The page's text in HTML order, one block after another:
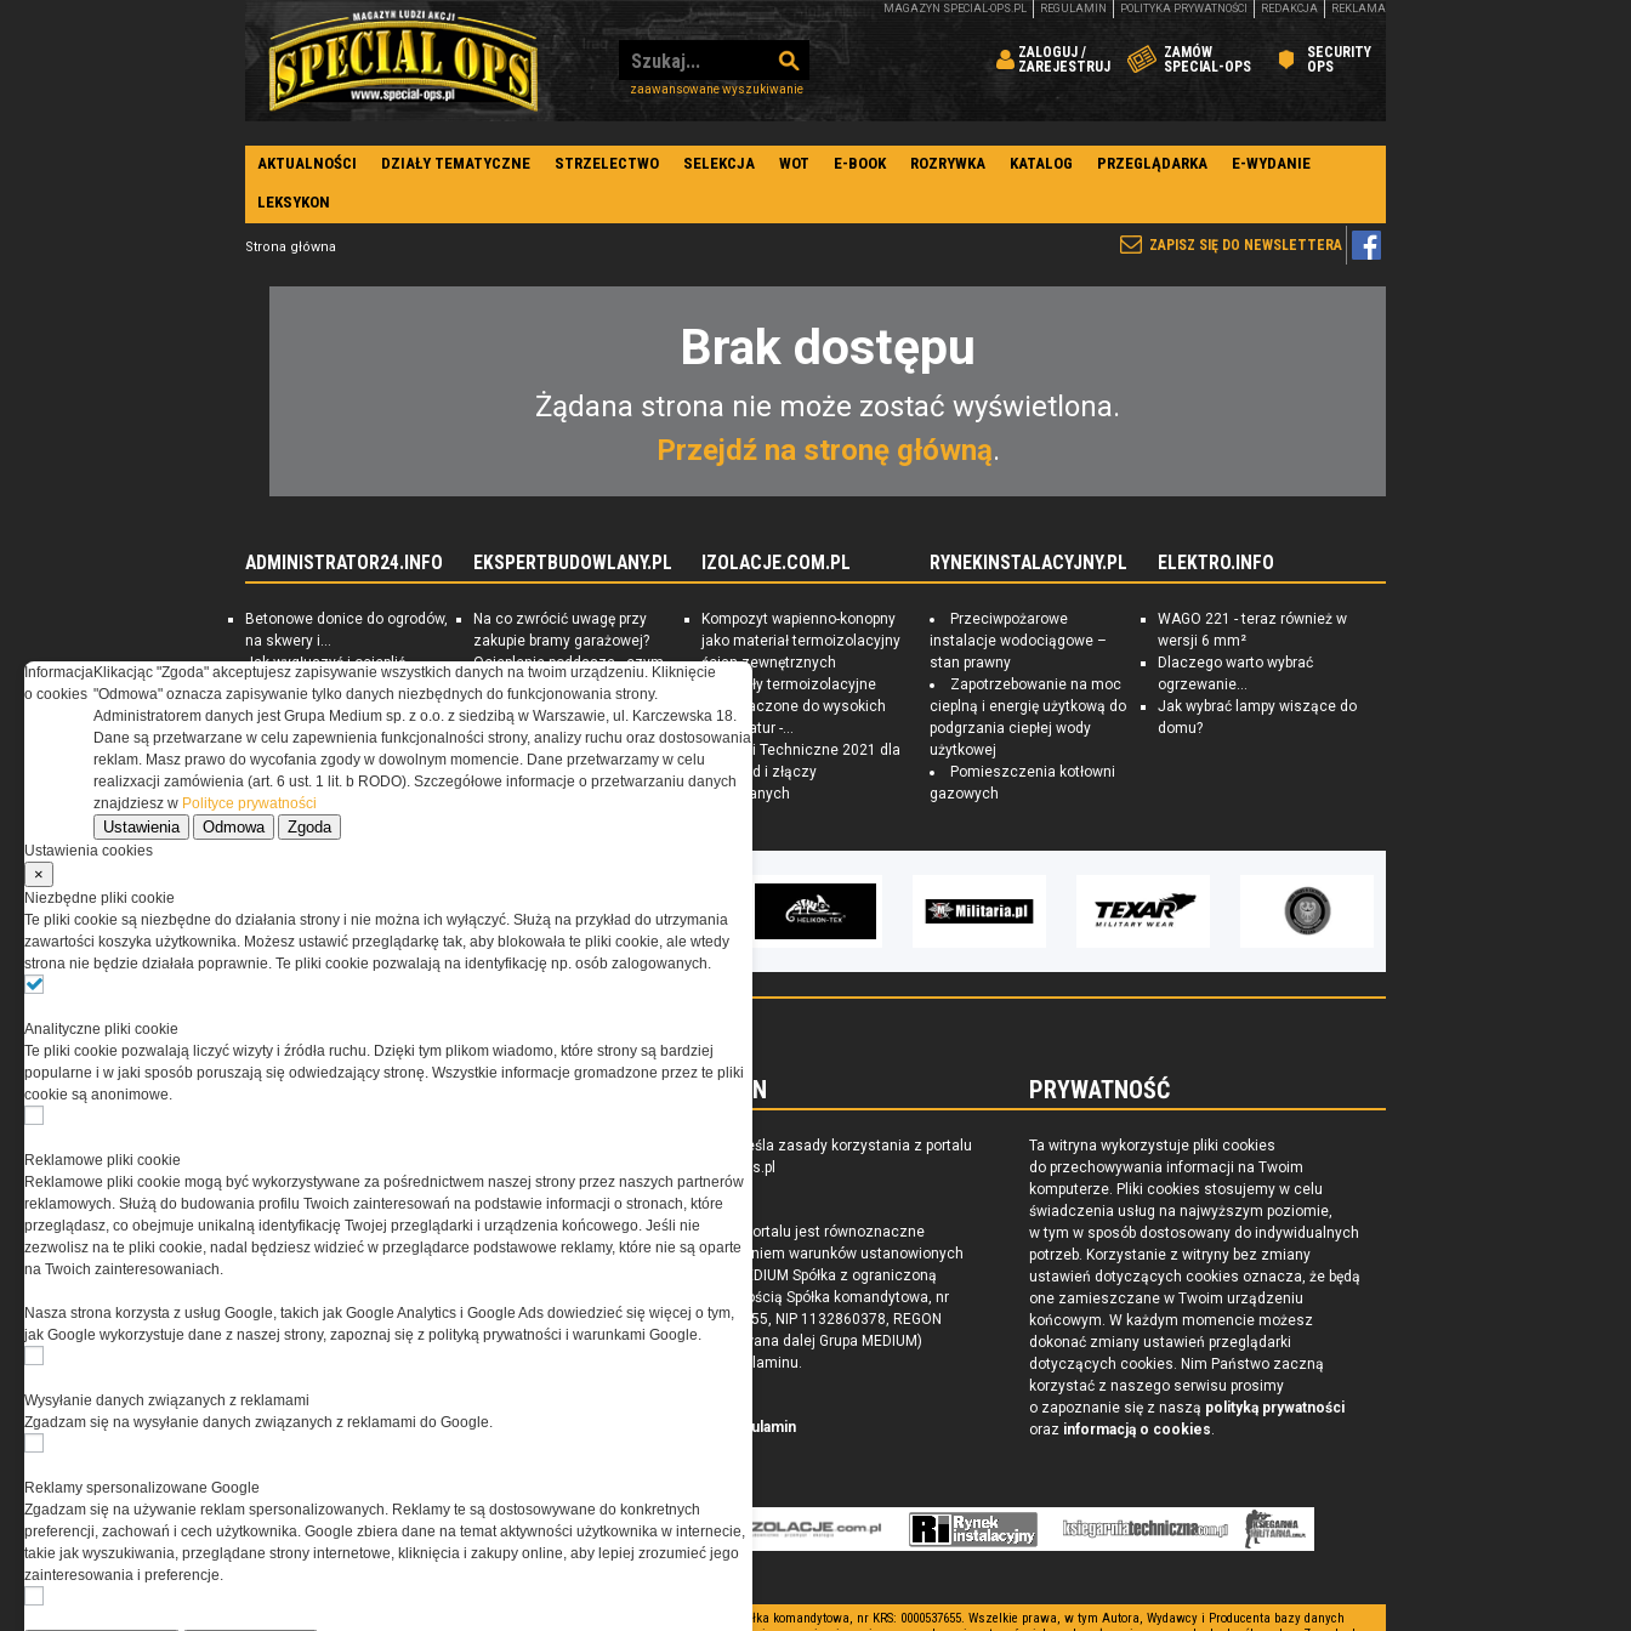
zaawansowane wyszukiwanie
ZALOGUJ /
ZAREJESTRUJ
ZAMÓW
SPECIAL-OPS
SECURITY
OPS
MAGAZYN SPECIAL-OPS.PL REGULAMIN POLITYKA PRYWATNOŚCI REDAKCJA REKLAMA
AKTUALNOŚCI DZIAŁY TEMATYCZNE STRZELECTWO SELEKCJA WOT E-BOOK ROZRYWKA KATALOG PRZEGLĄDARKA E-WYDANIE
LEKSYKON
ZAPISZ SIĘ DO NEWSLETTERA
Strona główna
Brak dostępu
Żądana strona nie może zostać wyświetlona.
Przejdź na stronę główną.
ADMINISTRATOR24.INFO
Betonowe donice do ogrodów,
na skwery i...
Jak wygłuszyć i ocieplić
piwnicę
Rynek nieruchomości
Darmowe ebooki dla
zarządców nieruchomości
EKSPERTBUDOWLANY.PL
Na co zwrócić uwagę przy
zakupie bramy garażowej?
Ocieplenie poddasza - czym
jest skuteczna izolacja?
PORADNIK: Sposoby na
energooszczędny i zdrowy
IZOLACJE.COM.PL
Kompozyt wapienno-konopny
jako materiał termoizolacyjny
ścian zewnętrznych
Materiały termoizolacyjne
przeznaczone do wysokich
temperatur -...
Warunki Techniczne 2021 dla
przegród i złączy
budowlanych
RYNEKINSTALACYJNY.PL
Przeciwpożarowe
instalacje wodociągowe –
stan prawny
Zapotrzebowanie na moc
cieplną i energię użytkową do
podgrzania ciepłej wody
użytkowej
Pomieszczenia kotłowni
gazowych
ELEKTRO.INFO
WAGO 221 - teraz również w
wersji 6 mm²
Dlaczego warto wybrać
ogrzewanie...
Jak wybrać lampy wiszące do
domu?
O NAS
i wyposażeniu jednostek specjalnych w kraju
i na świecie.
REGULAMIN
Regulamin określa zasady korzystania z portalu
www.special-ops.pl
Korzystanie z portalu jest równoznaczne
z zaakceptowaniem warunków ustanowionych
przez Grupa MEDIUM Spółka z ograniczoną
odpowiedzialnością Spółka komandytowa, nr
KRS: 0000537655, NIP 1132860378, REGON
146393437 (zwana dalej Grupa MEDIUM)
w postaci Regulaminu.
Przeczytaj regulamin
PRYWATNOŚĆ
Ta witryna wykorzystuje pliki cookies
do przechowywania informacji na Twoim
komputerze. Pliki cookies stosujemy w celu
świadczenia usług na najwyższym poziomie,
w tym w sposób dostosowany do indywidualnych
potrzeb. Korzystanie z witryny bez zmiany
ustawień dotyczących cookies oznacza, że będą
one zamieszczane w Twoim urządzeniu
końcowym. W każdym momencie możesz
dokonać zmiany ustawień przeglądarki
dotyczących cookies. Nim Państwo zaczną
korzystać z naszego serwisu prosimy
o zapoznanie się z naszą polityką prywatności
oraz informacją o cookies.
Copyright © 2004-2019 Grupa MEDIUM Spółka z ograniczoną odpowiedzialnością Spółka komandytowa, nr KRS: 0000537655. Wszelkie prawa, w tym Autora, Wydawcy i Producenta bazy danych
Informacja
o cookies
Klikacjąc "Zgoda" akceptujesz zapisywanie wszystkich danych na twoim urządzeniu. Kliknięcie
"Odmowa" oznacza zapisywanie tylko danych niezbędnych do funkcjonowania strony.
Administratorem danych jest Grupa Medium sp. z o.o. z siedzibą w Warszawie, ul. Karczewska 18.
Dane są przetwarzane w celu zapewnienia funkcjonalności strony, analizy ruchu oraz dostosowania
reklam. Masz prawo do wycofania zgody w dowolnym momencie. Dane przetwarzamy w celu
realizxacji zamówienia (art. 6 ust. 1 lit. b RODO). Szczegółowe informacje o przetwarzaniu danych
znajdziesz w Polityce prywatności
Ustawienia Odmowa Zgoda
Ustawienia cookies
×
Niezbędne pliki cookie
Te pliki cookie są niezbędne do działania strony i nie można ich wyłączyć. Służą na przykład do utrzymania
zawartości koszyka użytkownika. Możesz ustawić przeglądarkę tak, aby blokowała te pliki cookie, ale wtedy
strona nie będzie działała poprawnie. Te pliki cookie pozwalają na identyfikację np. osób zalogowanych.
Analityczne pliki cookie
Te pliki cookie pozwalają liczyć wizyty i źródła ruchu. Dzięki tym plikom wiadomo, które strony są bardziej
popularne i w jaki sposób poruszają się odwiedzający stronę. Wszystkie informacje gromadzone przez te pliki
cookie są anonimowe.
Reklamowe pliki cookie
Reklamowe pliki cookie mogą być wykorzystywane za pośrednictwem naszej strony przez naszych partnerów
reklamowych. Służą do budowania profilu Twoich zainteresowań na podstawie informacji o stronach, które
przeglądasz, co obejmuje unikalną identyfikację Twojej przeglądarki i urządzenia końcowego. Jeśli nie
zezwolisz na te pliki cookie, nadal będziesz widzieć w przeglądarce podstawowe reklamy, które nie są oparte
na Twoich zainteresowaniach.
Nasza strona korzysta z usług Google, takich jak Google Analytics i Google Ads dowiedzieć się więcej o tym,
jak Google wykorzystuje dane z naszej strony, zapoznaj się z polityką prywatności i warunkami Google.
Wysyłanie danych związanych z reklamami
Zgadzam się na wysyłanie danych związanych z reklamami do Google.
Reklamy spersonalizowane Google
Zgadzam się na używanie reklam spersonalizowanych. Reklamy te są dostosowywane do konkretnych
preferencji, zachowań i cech użytkownika. Google zbiera dane na temat aktywności użytkownika w internecie,
takie jak wyszukiwania, przeglądane strony internetowe, kliknięcia i zakupy online, aby lepiej zrozumieć jego
zainteresowania i preferencje.